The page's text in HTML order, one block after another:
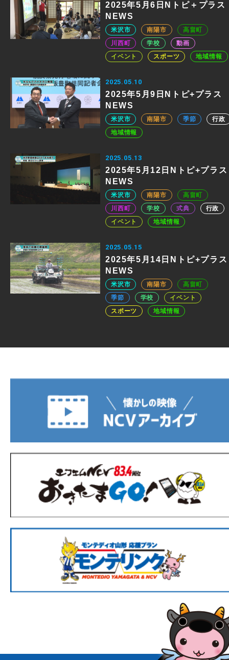
2025年5月6日Nトピ＋プラス
NEWS
米沢市 南陽市
高畠町
川西町
学校
動画
イベント
スポーツ 地域情報
2025.05.10
2025年5月9日Nトピ+プラス
NEWS
米沢市 南陽市 季節
行政
地域情報
2025.05.13
2025年5月12日Nトピ+プラス
NEWS
米沢市 南陽市
高畠町
川西町
学校 式典
行政
イベント
地域情報
2025.05.15
2025年5月14日Nトピ+プラス
NEWS
米沢市 南陽市
高畠町
季節
学校
イベント
スポーツ
地域情報